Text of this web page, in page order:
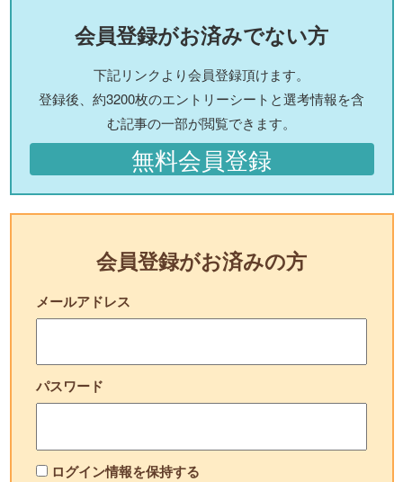
会員登録がお済みでない方
下記リンクより会員登録頂けます。
登録後、約3200枚のエントリーシートと選考情報を含
む記事の一部が閲覧できます。
無料会員登録
会員登録がお済みの方
メールアドレス
パスワード
ログイン情報を保持する